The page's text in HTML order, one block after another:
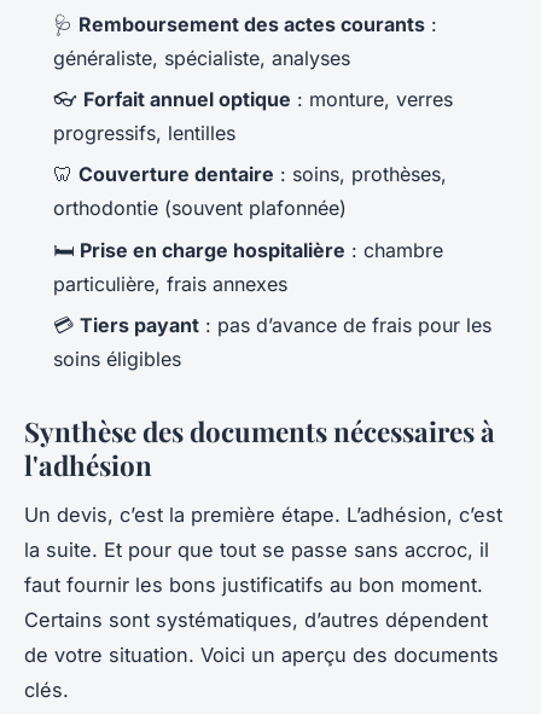
🩺 Remboursement des actes courants :
généraliste, spécialiste, analyses
👓 Forfait annuel optique : monture, verres
progressifs, lentilles
🦷 Couverture dentaire : soins, prothèses,
orthodontie (souvent plafonnée)
🛏️ Prise en charge hospitalière : chambre
particulière, frais annexes
💳 Tiers payant : pas d’avance de frais pour les
soins éligibles
Synthèse des documents nécessaires à
l'adhésion
Un devis, c’est la première étape. L’adhésion, c’est
la suite. Et pour que tout se passe sans accroc, il
faut fournir les bons justificatifs au bon moment.
Certains sont systématiques, d’autres dépendent
de votre situation. Voici un aperçu des documents
clés.